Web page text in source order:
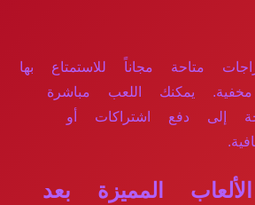
متاحة مجاناً للاستمتاع بها
يمكنك اللعب مباشرة
إلى دفع اشتراكات أو
المميزة بعد